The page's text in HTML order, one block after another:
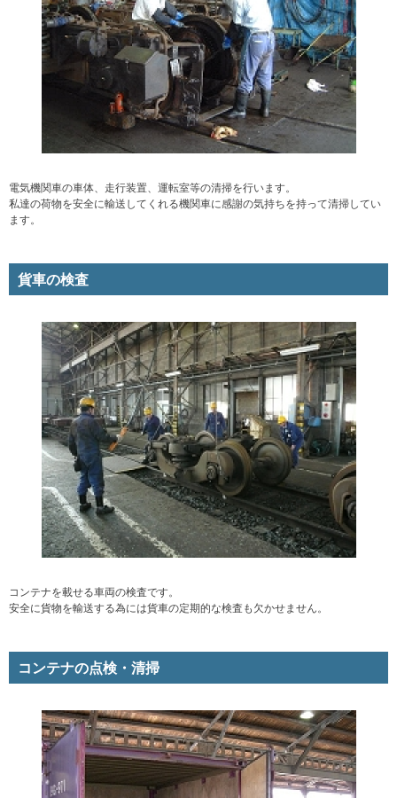
電気機関車の車体、走行装置、運転室等の清掃を行います。
私達の荷物を安全に輸送してくれる機関車に感謝の気持ちを持って清掃してい
ます。
貨車の検査
コンテナを載せる車両の検査です。
安全に貨物を輸送する為には貨車の定期的な検査も欠かせません。
コンテナの点検・清掃